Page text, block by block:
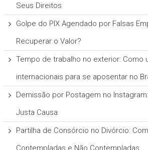
Seus Direitos
Golpe do PIX Agendado por Falsas
Recuperar o Valor?
Tempo de trabalho no exterior: Como
internacionais para se aposentar no
Demissão por Postagem no
Justa Causa
Partilha de Consórcio no Divórcio:
Contempladas e Não Contempladas